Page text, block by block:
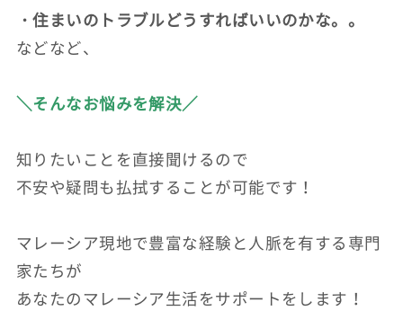
・住まいのトラブルどうすればいいのかな。。
などなど、
＼そんなお悩みを解決／
知りたいことを直接聞けるので
不安や疑問も払拭することが可能です！
マレーシア現地で豊富な経験と人脈を有する専門
家たちが
あなたのマレーシア生活をサポートをします！